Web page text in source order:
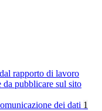
rapporto di lavoro
da pubblicare sul sito
dei dati 1